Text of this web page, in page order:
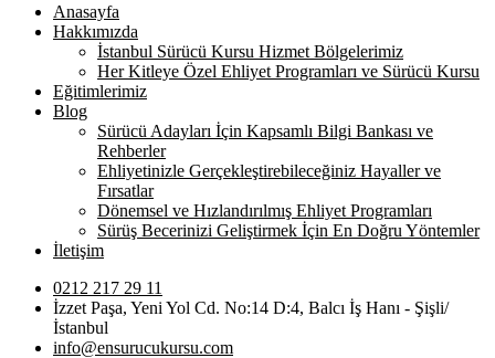
Anasayfa
Hakkımızda
İstanbul Sürücü Kursu Hizmet Bölgelerimiz
Her Kitleye Özel Ehliyet Programları ve Sürücü Kursu
Eğitimlerimiz
Blog
Sürücü Adayları İçin Kapsamlı Bilgi Bankası ve
Rehberler
Ehliyetinizle Gerçekleştirebileceğiniz Hayaller ve
Fırsatlar
Dönemsel ve Hızlandırılmış Ehliyet Programları
Sürüş Becerinizi Geliştirmek İçin En Doğru Yöntemler
İletişim
0212 217 29 11
İzzet Paşa, Yeni Yol Cd. No:14 D:4, Balcı İş Hanı - Şişli/
İstanbul
info@ensurucukursu.com